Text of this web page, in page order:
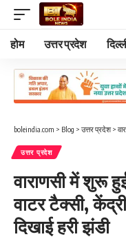
होम उत्तर प्रदेश
boleindia.com > Blog > उत्तर प्रदेश>
उत्तर प्रदेश
वाराणसी में शुरू
वाटर टैक्सी,
दिखाई हरी झंडी